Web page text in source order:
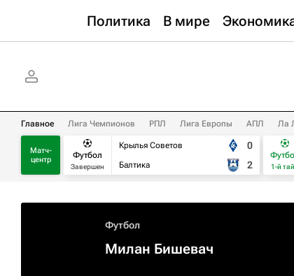
Политика В мире
Главное Лига Чемпионов РПЛ Лига Европы АПЛ Ла
Матч-
центр
Футбол
Завершен
Крылья Советов
Балтика
0
2
1-й
Футбол
Милан Бишевач